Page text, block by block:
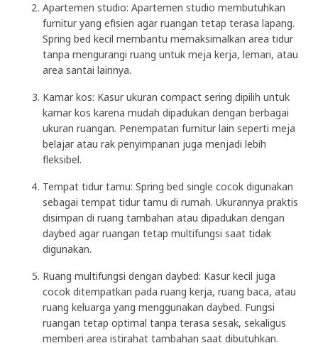
Apartemen studio: Apartemen studio membutuhkan
furnitur yang efisien agar ruangan tetap terasa lapang.
Spring bed kecil membantu memaksimalkan area tidur
tanpa mengurangi ruang untuk meja kerja, lemari, atau
area santai lainnya.
Kamar kos: Kasur ukuran compact sering dipilih untuk
kamar kos karena mudah dipadukan dengan berbagai
ukuran ruangan. Penempatan furnitur lain seperti meja
belajar atau rak penyimpanan juga menjadi lebih
fleksibel.
Tempat tidur tamu: Spring bed single cocok digunakan
sebagai tempat tidur tamu di rumah. Ukurannya praktis
disimpan di ruang tambahan atau dipadukan dengan
daybed agar ruangan tetap multifungsi saat tidak
digunakan.
Ruang multifungsi dengan daybed: Kasur kecil juga
cocok ditempatkan pada ruang kerja, ruang baca, atau
ruang keluarga yang menggunakan daybed. Fungsi
ruangan tetap optimal tanpa terasa sesak, sekaligus
memberi area istirahat tambahan saat dibutuhkan.